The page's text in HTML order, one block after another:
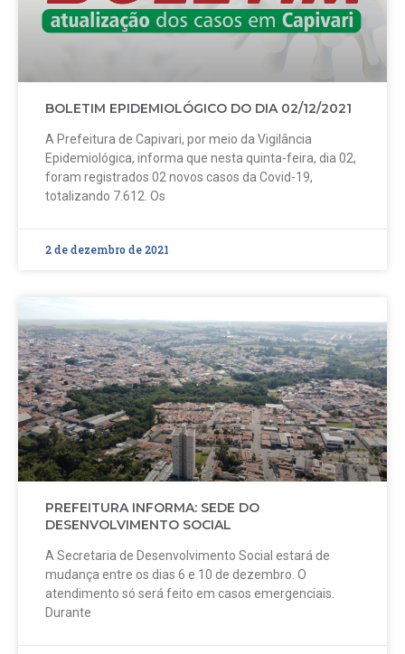
BOLETIM EPIDEMIOLÓGICO DO DIA 02/12/2021
A Prefeitura de Capivari, por meio da Vigilância
Epidemiológica, informa que nesta quinta-feira, dia 02,
foram registrados 02 novos casos da Covid-19,
totalizando 7.612. Os
2 de dezembro de 2021
PREFEITURA INFORMA: SEDE DO
DESENVOLVIMENTO SOCIAL
A Secretaria de Desenvolvimento Social estará de
mudança entre os dias 6 e 10 de dezembro. O
atendimento só será feito em casos emergenciais.
Durante